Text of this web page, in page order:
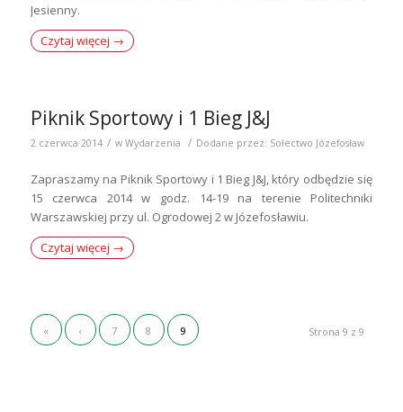
Jesienny.
Czytaj więcej →
Piknik Sportowy i 1 Bieg J&J
2 czerwca 2014 / w Wydarzenia / Dodane przez: Sołectwo Józefosław
Zapraszamy na Piknik Sportowy i 1 Bieg J&J, który odbędzie się
15 czerwca 2014 w godz. 14-19 na terenie Politechniki
Warszawskiej przy ul. Ogrodowej 2 w Józefosławiu.
Czytaj więcej →
Strona 9 z 9
« ‹ 7 8 9